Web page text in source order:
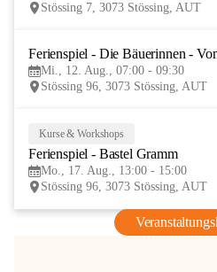
Stössing 7, 3073 Stössing, AUT
Ferienspiel - Die Bäuerinnen -
Mi., 12. Aug., 07:00 - 09:30
Stössing 96, 3073 Stössing, AUT
Kurse & Workshops
Ferienspiel - Bastel Gramm
Mo., 17. Aug., 13:00 - 15:00
Stössing 96, 3073 Stössing, AUT